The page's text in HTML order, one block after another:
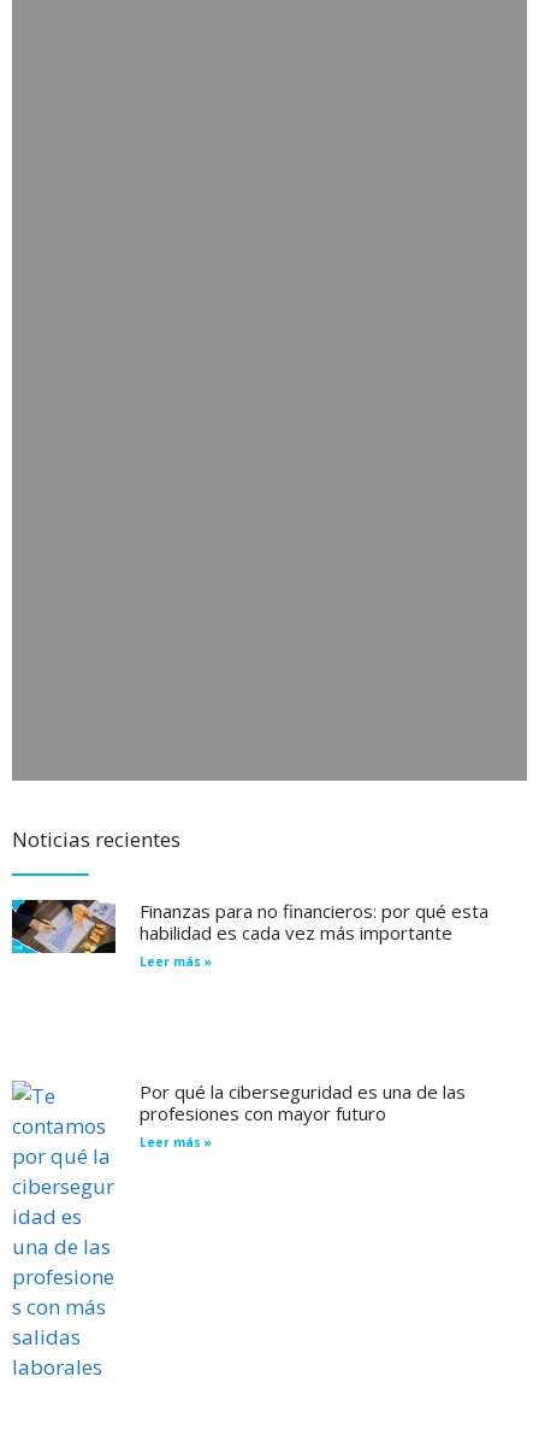
Noticias recientes
Finanzas para no financieros: por qué esta
habilidad es cada vez más importante
Leer más »
Por qué la ciberseguridad es una de las
profesiones con mayor futuro
Leer más »